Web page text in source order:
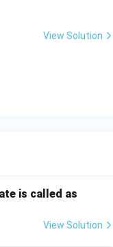
View Solution
is called as
View Solution